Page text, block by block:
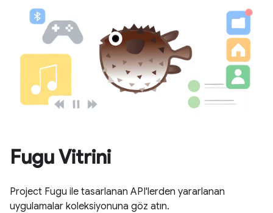
Fugu Vitrini
Project Fugu ile tasarlanan API'lerden yararlanan
uygulamalar koleksiyonuna göz atın.